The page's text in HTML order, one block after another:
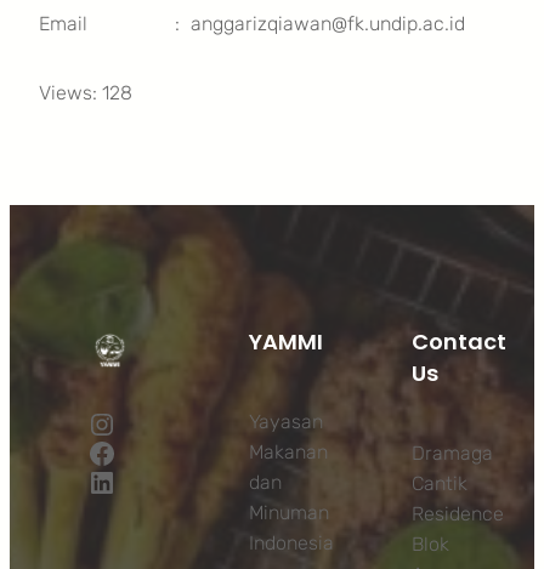
Email : anggarizqiawan@fk.undip.ac.id
Views: 128
Instagram
Facebook
LinkedIn
YAMMI
Yayasan
Makanan
dan
Minuman
Indonesia
Contact
Us
Dramaga
Cantik
Residence
Blok